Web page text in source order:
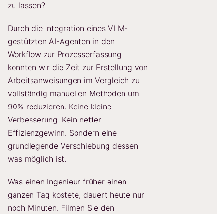
zu lassen?
Durch die Integration eines VLM-
gestützten AI-Agenten in den
Workflow zur Prozesserfassung
konnten wir die Zeit zur Erstellung von
Arbeitsanweisungen im Vergleich zu
vollständig manuellen Methoden um
90% reduzieren. Keine kleine
Verbesserung. Kein netter
Effizienzgewinn. Sondern eine
grundlegende Verschiebung dessen,
was möglich ist.
Was einen Ingenieur früher einen
ganzen Tag kostete, dauert heute nur
noch Minuten. Filmen Sie den